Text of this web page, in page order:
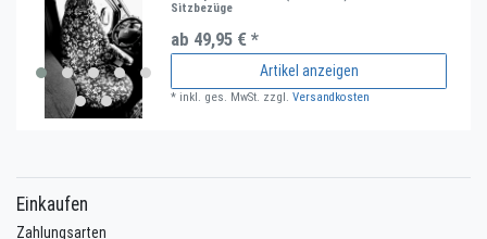
Sitzbezüge
ab 49,95 € *
Artikel anzeigen
* inkl. ges. MwSt. zzgl.Versandkosten
Einkaufen
Zahlungsarten